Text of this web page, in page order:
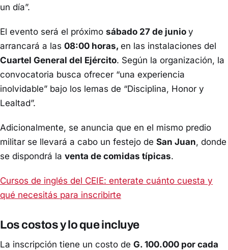
un día”.
El evento será el próximo sábado 27 de junio y
arrancará a las 08:00 horas, en las instalaciones del
Cuartel General del Ejército. Según la organización, la
convocatoria busca ofrecer “una experiencia
inolvidable” bajo los lemas de “Disciplina, Honor y
Lealtad”.
Adicionalmente, se anuncia que en el mismo predio
militar se llevará a cabo un festejo de San Juan, donde
se dispondrá la venta de comidas típicas.
Cursos de inglés del CEIE: enterate cuánto cuesta y
qué necesitás para inscribirte
Los costos y lo que incluye
La inscripción tiene un costo de G. 100.000 por cada